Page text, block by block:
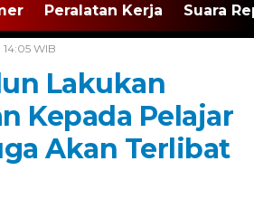
Peralatan Kerja Suara
WIB
Lakukan
Kepada Pelajar
Akan Terlibat